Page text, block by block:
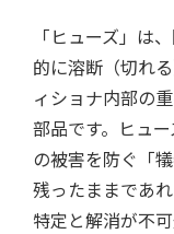
「ヒューズ」は
的に溶断（切れ
ィショナ内部の
部品です。ヒュ
の被害を防ぐ「
残ったままであ
特定と解消が不可